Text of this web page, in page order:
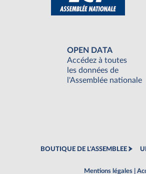
OPEN DATA
Accédez à toutes
les données de
l'Assemblée nationale
BOUTIQUE DE L'ASSEMBLEE
Mentions légales